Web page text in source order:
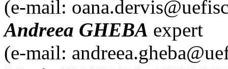
(e-mail:
Andreea GHEBA expert
(e-mail: